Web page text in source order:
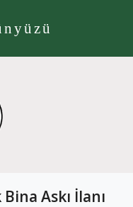
Askı İlanı